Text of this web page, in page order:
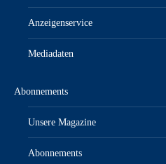
Anzeigenservice
Mediadaten
Abonnements
Unsere Magazine
Abonnements